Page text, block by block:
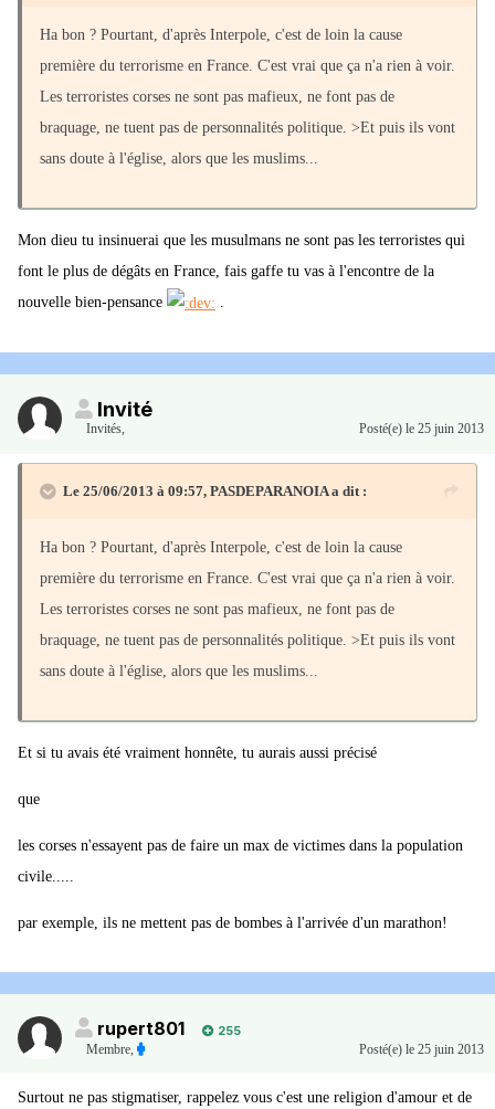
Ha bon ? Pourtant, d'après Interpole, c'est de loin la cause
première du terrorisme en France. C'est vrai que ça n'a rien à voir.
Les terroristes corses ne sont pas mafieux, ne font pas de
braquage, ne tuent pas de personnalités politique. >Et puis ils vont
sans doute à l'église, alors que les muslims...
Mon dieu tu insinuerai que les musulmans ne sont pas les terroristes qui
font le plus de dégâts en France, fais gaffe tu vas à l'encontre de la
nouvelle bien-pensance
.
Invité
Invités, Posté(e) le 25 juin 2013
Le 25/06/2013 à 09:57, PASDEPARANOIA a dit :
Ha bon ? Pourtant, d'après Interpole, c'est de loin la cause
première du terrorisme en France. C'est vrai que ça n'a rien à voir.
Les terroristes corses ne sont pas mafieux, ne font pas de
braquage, ne tuent pas de personnalités politique. >Et puis ils vont
sans doute à l'église, alors que les muslims...
Et si tu avais été vraiment honnête, tu aurais aussi précisé
que
les corses n'essayent pas de faire un max de victimes dans la population
civile.....
par exemple, ils ne mettent pas de bombes à l'arrivée d'un marathon!
rupert801
255
Membre, Posté(e) le 25 juin 2013
Surtout ne pas stigmatiser, rappelez vous c'est une religion d'amour et de